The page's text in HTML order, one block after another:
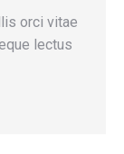
orci vitae
lectus